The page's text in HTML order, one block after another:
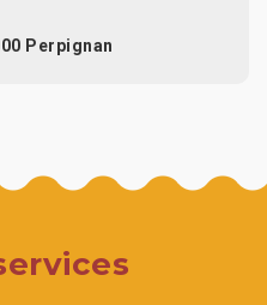
Perpignan